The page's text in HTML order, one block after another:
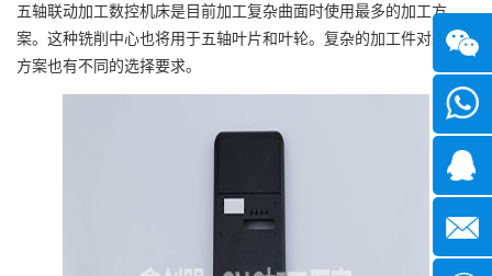
五轴联动加工数控机床是目前加工复杂曲面时使用最多的加工方
案。这种铣削中心也将用于五轴叶片和叶轮。复杂的加工件对夹紧
方案也有不同的选择要求。
微信